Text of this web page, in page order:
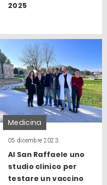
2025
Medicina
05 dicembre 2023
Al San Raffaele uno
studio clinico per
testare un vaccino